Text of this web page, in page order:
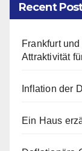
Recent
Frankfurt
Attraktivität
Inflation der
Ein Haus